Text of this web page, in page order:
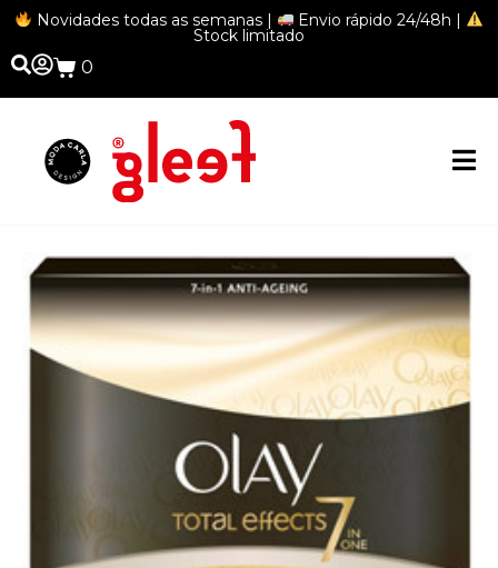
Novidades todas as semanas | Envio rápido 24/48h |
Stock limitado
0